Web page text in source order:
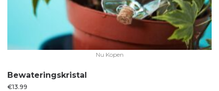
Nu Kopen
Bewateringskristal
€13.99